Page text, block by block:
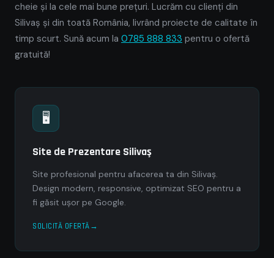
cheie și la cele mai bune prețuri. Lucrăm cu clienți din
Silivaş și din toată România, livrând proiecte de calitate în
timp scurt. Sună acum la 0785 888 833 pentru o ofertă
gratuită!
🖥
Site de Prezentare Silivaş
Site profesional pentru afacerea ta din Silivaş.
Design modern, responsive, optimizat SEO pentru a
fi găsit ușor pe Google.
SOLICITĂ OFERTĂ